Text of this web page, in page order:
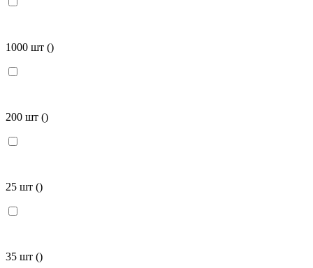
1000 шт ()
200 шт ()
25 шт ()
35 шт ()